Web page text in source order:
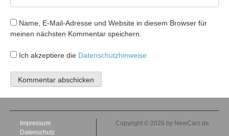
Name, E-Mail-Adresse und Website in diesem Browser für
meinen nächsten Kommentar speichern.
Ich akzeptiere die Datenschutzhinweise
Impressum
Datenschutz
Copyright © 2026 by NewCarz.de